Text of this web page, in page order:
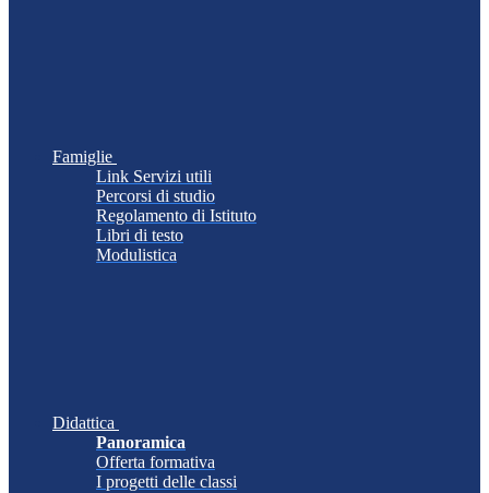
Famiglie
Link Servizi utili
Percorsi di studio
Regolamento di Istituto
Libri di testo
Modulistica
Didattica
Panoramica
Offerta formativa
I progetti delle classi